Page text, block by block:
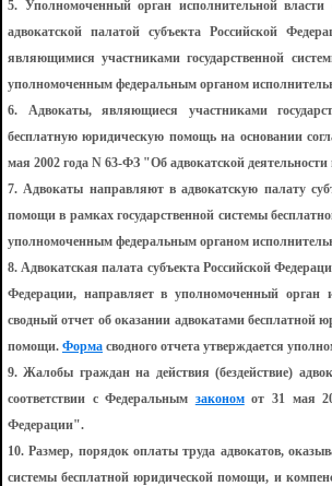
5. Уполномоченный орган исполнительной власти
адвокатской палатой субъекта Российской
являющимися участниками государственной
уполномоченным федеральным органом
6. Адвокаты, являющиеся участниками
бесплатную юридическую помощь на основании
мая 2002 года N 63-ФЗ "Об адвокатской
7. Адвокаты направляют в адвокатскую палату
помощи в рамках государственной системы
уполномоченным федеральным органом
8. Адвокатская палата субъекта Российской
Федерации, направляет в уполномоченный орган
сводный отчет об оказании адвокатами бесплатной
помощи. Форма сводного отчета утверждается
9. Жалобы граждан на действия (бездействие)
соответствии с Федеральным закономот 31 мая
Федерации".
10. Размер, порядок оплаты труда адвокатов,
системы бесплатной юридической помощи, и